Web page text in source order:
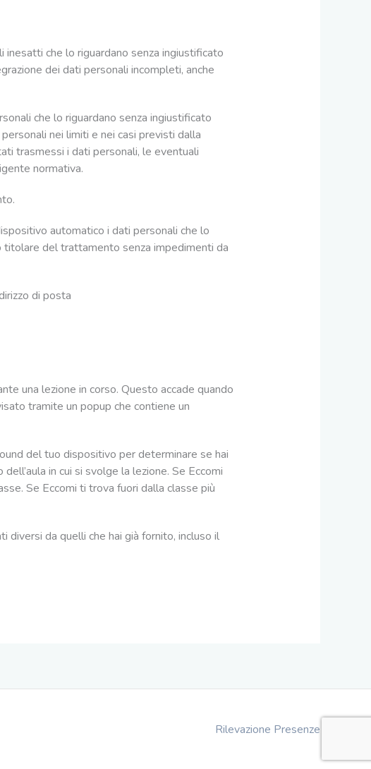
che lo riguardano senza ingiustificato
dei dati personali incompleti, anche
che lo riguardano senza ingiustificato
nei limiti e nei casi previsti dalla
trasmessi i dati personali, le eventuali
normativa.
automatico i dati personali che lo
del trattamento senza impedimenti da
di posta
una lezione in corso. Questo accade quando
tramite un popup che contiene un
del tuo dispositivo per determinare se hai
in cui si svolge la lezione. Se Eccomi
Se Eccomi ti trova fuori dalla classe più
diversi da quelli che hai già fornito, incluso il
Rilevazione Presenze